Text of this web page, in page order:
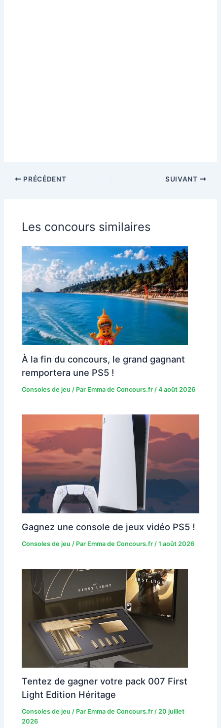
PRÉCÉDENT SUIVANT
Les concours similaires
À la fin du concours, le grand gagnant
remportera une PS5 !
Consoles de jeu / Par Emma de Concours.fr /4 août 2026
Gagnez une console de jeux vidéo PS5 !
Consoles de jeu / Par Emma de Concours.fr/1 août 2026
Tentez de gagner votre pack 007 First
Light Edition Héritage
Consoles de jeu / Par Emma de Concours.fr/20 juillet
2026